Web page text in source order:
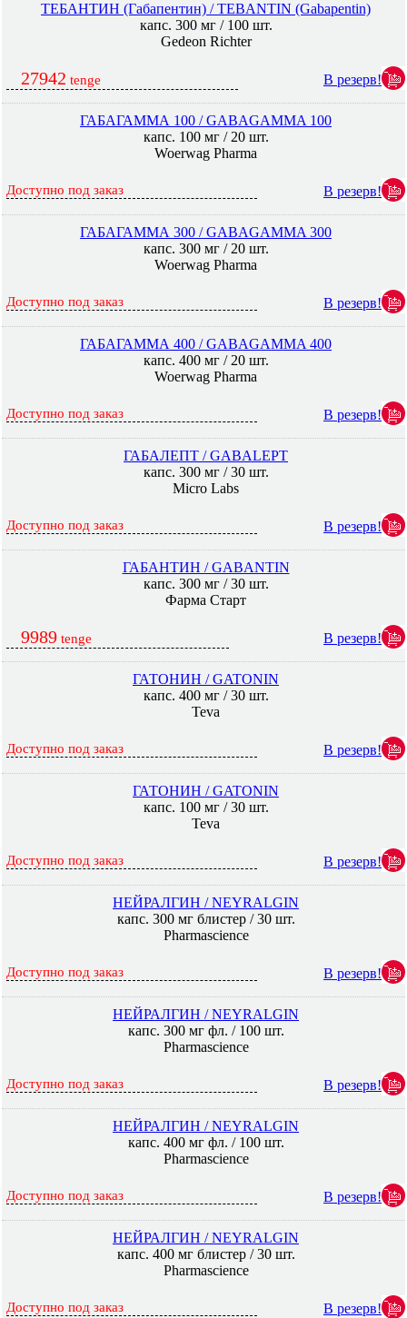
ТЕБАНТИН (Габапентин) / TEBANTIN (Gabapentin)
капс. 300 мг / 100 шт.
Gedeon Richter
27942 tenge В резерв!
ГАБАГАММА 100 / GABAGAMMA 100
капс. 100 мг / 20 шт.
Woerwag Pharma
Доступно под заказ В резерв!
ГАБАГАММА 300 / GABAGAMMA 300
капс. 300 мг / 20 шт.
Woerwag Pharma
Доступно под заказ В резерв!
ГАБАГАММА 400 / GABAGAMMA 400
капс. 400 мг / 20 шт.
Woerwag Pharma
Доступно под заказ В резерв!
ГАБАЛЕПТ / GABALEPT
капс. 300 мг / 30 шт.
Micro Labs
Доступно под заказ В резерв!
ГАБАНТИН / GABANTIN
капс. 300 мг / 30 шт.
Фарма Старт
9989 tenge В резерв!
ГАТОНИН / GATONIN
капс. 400 мг / 30 шт.
Teva
Доступно под заказ В резерв!
ГАТОНИН / GATONIN
капс. 100 мг / 30 шт.
Teva
Доступно под заказ В резерв!
НЕЙРАЛГИН / NEYRALGIN
капс. 300 мг блистер / 30 шт.
Pharmascience
Доступно под заказ В резерв!
НЕЙРАЛГИН / NEYRALGIN
капс. 300 мг фл. / 100 шт.
Pharmascience
Доступно под заказ В резерв!
НЕЙРАЛГИН / NEYRALGIN
капс. 400 мг фл. / 100 шт.
Pharmascience
Доступно под заказ В резерв!
НЕЙРАЛГИН / NEYRALGIN
капс. 400 мг блистер / 30 шт.
Pharmascience
Доступно под заказ В резерв!